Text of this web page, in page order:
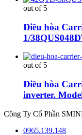
out of 5
Điều hòa
1/
out of 5
Điều hòa
inverter.
Công Ty Cổ Phần
0965.139.148